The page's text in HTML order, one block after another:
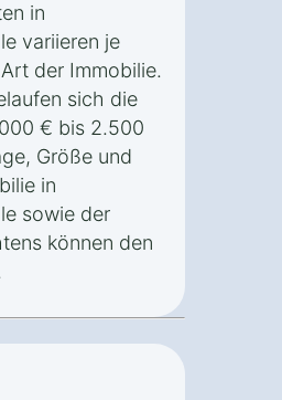
in
variieren je
der Immobilie.
sich die
€ bis 2.500
Größe und
in
sowie der
können den